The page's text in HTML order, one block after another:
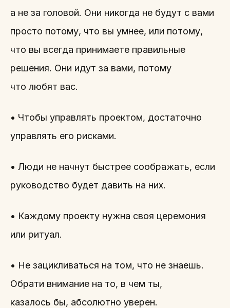
а не за головой. Они никогда не будут с вами
просто потому, что вы умнее, или потому,
что вы всегда принимаете правильные
решения. Они идут за вами, потому
что любят вас.
• Чтобы управлять проектом, достаточно
управлять его рисками.
• Люди не начнут быстрее соображать, если
руководство будет давить на них.
• Каждому проекту нужна своя церемония
или ритуал.
• Не зацикливаться на том, что не знаешь.
Обрати внимание на то, в чем ты,
казалось бы, абсолютно уверен.